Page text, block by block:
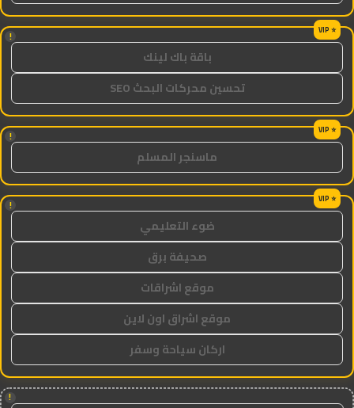
!
باقة باك لينك
تحسين محركات البحث SEO
!
ماسنجر المسلم
!
ضوء التعليمي
صحيفة برق
موقع اشراقات
موقع اشراق اون لاين
اركان سياحة وسفر
!